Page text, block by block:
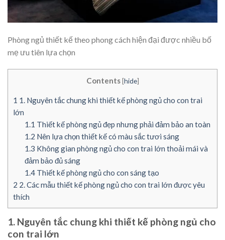
Phòng ngủ thiết kế theo phong cách hiện đại được nhiều bố
mẹ ưu tiên lựa chọn
Contents [hide]
1 1. Nguyên tắc chung khi thiết kế phòng ngủ cho con trai
lớn
1.1 Thiết kế phòng ngủ đẹp nhưng phải đảm bảo an toàn
1.2 Nên lựa chọn thiết kế có màu sắc tươi sáng
1.3 Không gian phòng ngủ cho con trai lớn thoải mái và
đảm bảo đủ sáng
1.4Thiết kế phòng ngủ cho con sáng tạo
2 2. Các mẫu thiết kế phòng ngủ cho con trai lớn được yêu
thích
1. Nguyên tắc chung khi thiết kế phòng ngủ cho
con trai lớn